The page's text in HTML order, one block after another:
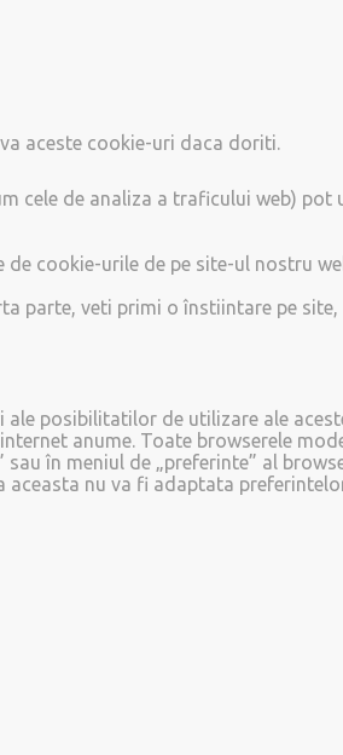
aceste cookie-uri daca doriti.
cele de analiza a traficului web) pot
cookie-urile de pe site-ul nostru
parte, veti primi o înstiintare pe site,
posibilitatilor de utilizare ale
anume. Toate browserele
în meniul de „preferinte” al
aceasta nu va fi adaptata